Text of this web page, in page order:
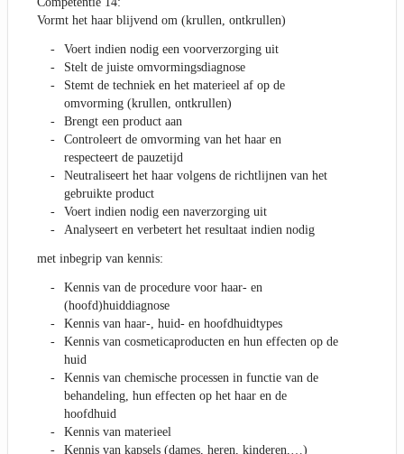
Vormt het haar blijvend om (krullen, ontkrullen)
Voert indien nodig een voorverzorging uit
Stelt de juiste omvormingsdiagnose
Stemt de techniek en het materieel af op de
omvorming (krullen, ontkrullen)
Brengt een product aan
Controleert de omvorming van het haar en
respecteert de pauzetijd
Neutraliseert het haar volgens de richtlijnen van het
gebruikte product
Voert indien nodig een naverzorging uit
Analyseert en verbetert het resultaat indien nodig
met inbegrip van kennis:
Kennis van de procedure voor haar- en
(hoofd)huiddiagnose
Kennis van haar-, huid- en hoofdhuidtypes
Kennis van cosmeticaproducten en hun effecten op de
huid
Kennis van chemische processen in functie van de
behandeling, hun effecten op het haar en de
hoofdhuid
Kennis van materieel
Kennis van kapsels (dames, heren, kinderen,…)